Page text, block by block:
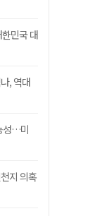
민국 대
, 역대
성…미
지 의혹